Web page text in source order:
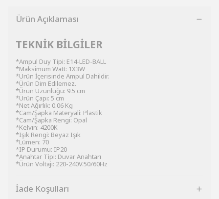
Ürün Açıklaması
TEKNİK BİLGİLER
*Ampul Duy Tipi: E14-LED-BALL
*Maksimum Watt: 1X3W
*Ürün İçerisinde Ampul Dahildir.
*Ürün Dim Edilemez.
*Ürün Uzunluğu: 9.5 cm
*Ürün Çapı: 5 cm
*Net Ağırlık: 0.06 Kg
*Cam/Şapka Materyali: Plastik
*Cam/Şapka Rengi: Opal
*Kelvın: 4200K
*Işık Rengi: Beyaz Işık
*Lümen: 70
*IP Durumu: IP20
*Anahtar Tipi: Duvar Anahtarı
*Ürün Voltajı: 220-240V.50/60Hz
İade Koşulları